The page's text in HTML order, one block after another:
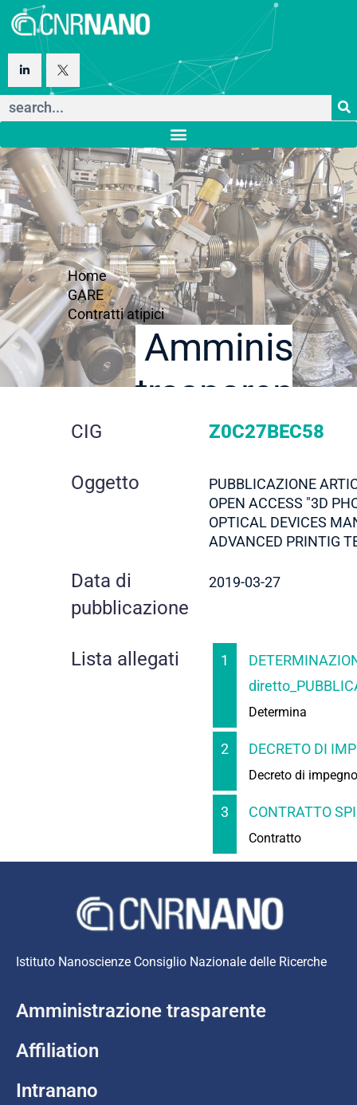
Home
GARE
Contratti atipici
trasparente
dettaglio
gara
CIG Z0C27BEC58
Oggetto
PUBBLICAZIONE
OPEN ACCESS "3D
OPTICAL DEVICES
ADVANCED PRINTIG
Data di
pubblicazione
2019-03-27
Lista allegati 1
Determina
2 DECRETO DI
Decreto di impegno
3 CONTRATTO
Contratto
Istituto Nanoscienze Consiglio Nazionale delle Ricerche
Amministrazione trasparente
Affiliation
Intranano